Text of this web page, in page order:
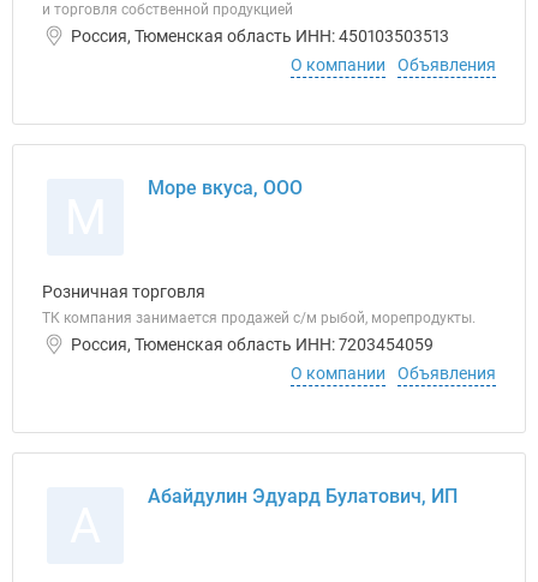
и торговля собственной продукцией
Россия, Тюменская область ИНН: 450103503513
О компании
Объявления
Море вкуса, ООО
Розничная торговля
ТК компания занимается продажей с/м рыбой, морепродукты.
Россия, Тюменская область ИНН: 7203454059
О компании
Объявления
Абайдулин Эдуард Булатович, ИП